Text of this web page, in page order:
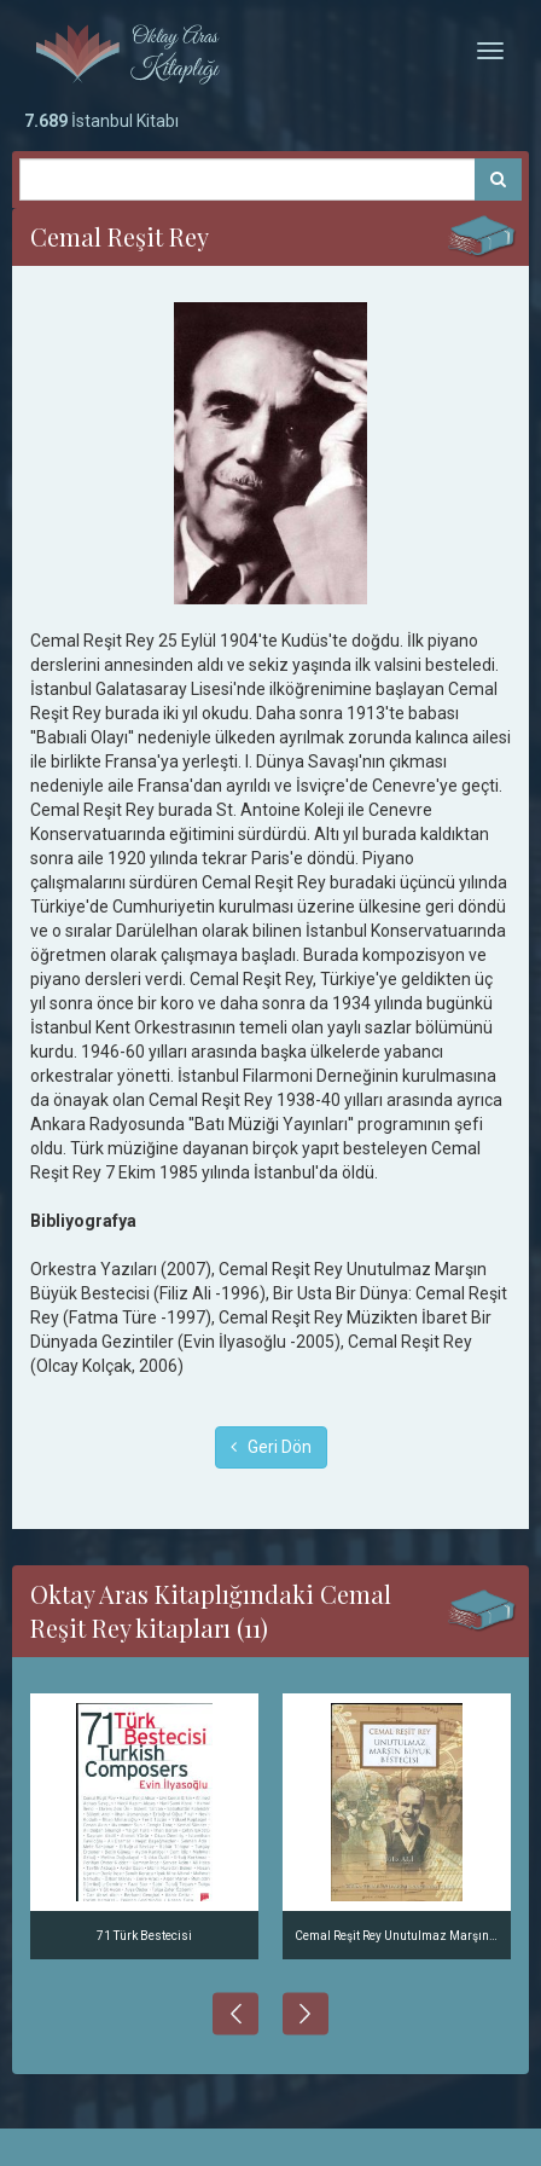
Toggle
7.689 İstanbul Kitabı
Cemal Reşit Rey
Cemal Reşit Rey 25 Eylül 1904'te Kudüs'te doğdu. İlk piyano
derslerini annesinden aldı ve sekiz yaşında ilk valsini besteledi.
İstanbul Galatasaray Lisesi'nde ilköğrenimine başlayan Cemal
Reşit Rey burada iki yıl okudu. Daha sonra 1913'te babası
''Babıali Olayı'' nedeniyle ülkeden ayrılmak zorunda kalınca ailesi
ile birlikte Fransa'ya yerleşti. I. Dünya Savaşı'nın çıkması
nedeniyle aile Fransa'dan ayrıldı ve İsviçre'de Cenevre'ye geçti.
Cemal Reşit Rey burada St. Antoine Koleji ile Cenevre
Konservatuarında eğitimini sürdürdü. Altı yıl burada kaldıktan
sonra aile 1920 yılında tekrar Paris'e döndü. Piyano
çalışmalarını sürdüren Cemal Reşit Rey buradaki üçüncü yılında
Türkiye'de Cumhuriyetin kurulması üzerine ülkesine geri döndü
ve o sıralar Darülelhan olarak bilinen İstanbul Konservatuarında
öğretmen olarak çalışmaya başladı. Burada kompozisyon ve
piyano dersleri verdi. Cemal Reşit Rey, Türkiye'ye geldikten üç
yıl sonra önce bir koro ve daha sonra da 1934 yılında bugünkü
İstanbul Kent Orkestrasının temeli olan yaylı sazlar bölümünü
kurdu. 1946-60 yılları arasında başka ülkelerde yabancı
orkestralar yönetti. İstanbul Filarmoni Derneğinin kurulmasına
da önayak olan Cemal Reşit Rey 1938-40 yılları arasında ayrıca
Ankara Radyosunda ''Batı Müziği Yayınları'' programının şefi
oldu. Türk müziğine dayanan birçok yapıt besteleyen Cemal
Reşit Rey 7 Ekim 1985 yılında İstanbul'da öldü.
Bibliyografya
Orkestra Yazıları (2007), Cemal Reşit Rey Unutulmaz Marşın
Büyük Bestecisi (Filiz Ali -1996), Bir Usta Bir Dünya: Cemal Reşit
Rey (Fatma Türe -1997), Cemal Reşit Rey Müzikten İbaret Bir
Dünyada Gezintiler (Evin İlyasoğlu -2005), Cemal Reşit Rey
(Olcay Kolçak, 2006)
Geri Dön
Oktay Aras Kitaplığındaki Cemal
Reşit Rey kitapları (11)
71 Türk Bestecisi